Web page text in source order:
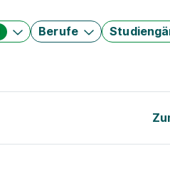
Berufe